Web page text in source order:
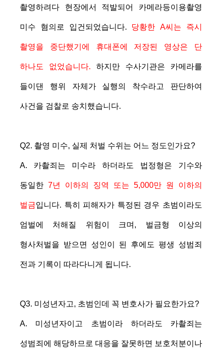
촬영하려다 현장에서 적발되어 카메라등이용촬영
미수 혐의로 입건되었습니다. 당황한 A씨는 즉시
촬영을 중단했기에 휴대폰에 저장된 영상은 단
하나도 없었습니다. 하지만 수사기관은 카메라를
들이댄 행위 자체가 실행의 착수라고 판단하여
사건을 검찰로 송치했습니다.
Q2. 촬영 미수, 실제 처벌 수위는 어느 정도인가요?
A. 카촬죄는 미수라 하더라도 법정형은 기수와
동일한 7년 이하의 징역 또는 5,000만 원 이하의
벌금입니다. 특히 피해자가 특정된 경우 초범이라도
엄벌에 처해질 위험이 크며, 벌금형 이상의
형사처벌을 받으면 성인이 된 후에도 평생 성범죄
전과 기록이 따라다니게 됩니다.
Q3. 미성년자고, 초범인데 꼭 변호사가 필요한가요?
A. 미성년자이고 초범이라 하더라도 카촬죄는
성범죄에 해당하므로 대응을 잘못하면 보호처분이나